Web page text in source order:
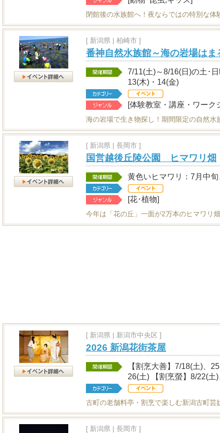
閉館後の水族館へ！夜ならではの特別な体
[ 新潟県 | 柏崎市 ]
番神自然水族館～海の岩場はま
7/11(土)～8/16(日)の土･
13(木)・14(金)
[体験教室・講座・ワーク
海の岩場で生き物探し！期間限定の自然水
[ 新潟県 | 長岡市 ]
国営越後丘陵公園 ヒマワリ畑
黄色いヒマワリ：7月中
[花･植物]
今年は「花の丘」一面が2万本のヒマワリ
[ 新潟県 | 新潟市中央区 ]
2026 新潟花街茶屋
【割烹大善】7/18(土)、
26(土) 【割烹螢】8/22(土
古町の老舗料亭・割烹で楽しむ新潟古町芸
[ 新潟県 | 長岡市 ]